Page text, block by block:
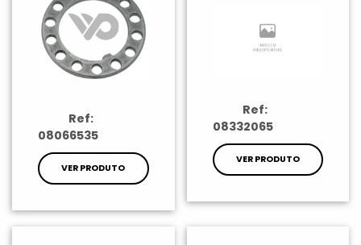
Ref:
08066535
VER PRODUTO
Ref:
08332065
VER PRODUTO